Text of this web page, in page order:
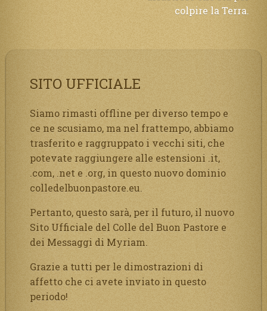
colpire la Terra.
SITO UFFICIALE
Siamo rimasti offline per diverso tempo e
ce ne scusiamo, ma nel frattempo, abbiamo
trasferito e raggruppato i vecchi siti, che
potevate raggiungere alle estensioni .it,
.com, .net e .org, in questo nuovo dominio
colledelbuonpastore.eu.
Pertanto, questo sarà, per il futuro, il nuovo
Sito Ufficiale del Colle del Buon Pastore e
dei Messaggi di Myriam.
Grazie a tutti per le dimostrazioni di
affetto che ci avete inviato in questo
periodo!